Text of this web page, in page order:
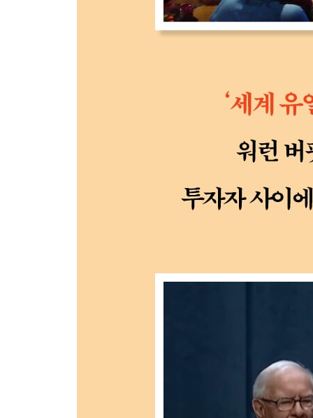
임원 스톡옵션- ‘비용을 들이지 않고도 주식을 발행
CEO와 자본 배분- ‘우리는 모든 자본 배분 결정에
악재에 대응하기- ‘평판은 조금이라도 잃어서는 안
경영진 계약- ‘우리는 계약에 기반한 관계를 원하지
경영자의 자질- ‘꾸준한 3할 이상의 타율을 기대한다
자기 함정- ‘망치를 든 사람에게는 모든 문제가 못
버핏의 첫 버크셔 투자- ‘남이 버린 담배꽁초는 축
바람직한 주주- ‘버크셔라는 종목이 아닌 버크셔의